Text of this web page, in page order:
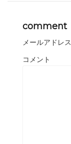
comment
メールアドレ
コメント